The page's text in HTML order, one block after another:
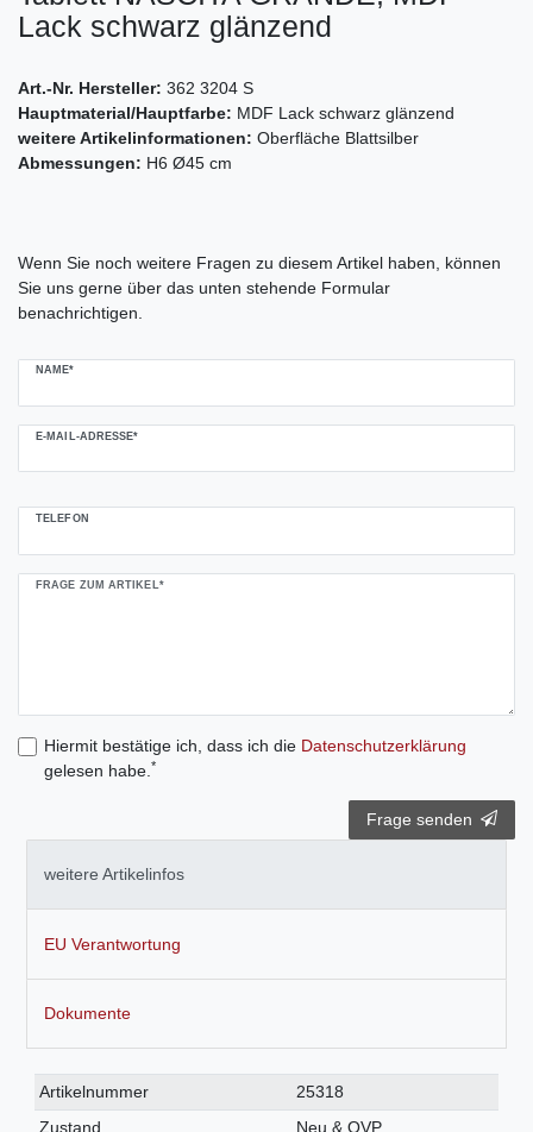
Lack schwarz glänzend
Art.-Nr. Hersteller: 362 3204 S
Hauptmaterial/Hauptfarbe: MDF Lack schwarz glänzend
weitere Artikelinformationen: Oberfläche Blattsilber
Abmessungen: H6 Ø45 cm
Wenn Sie noch weitere Fragen zu diesem Artikel haben, können
Sie uns gerne über das unten stehende Formular
benachrichtigen.
NAME*
E-MAIL-ADRESSE*
TELEFON
FRAGE ZUM ARTIKEL*
Hiermit bestätige ich, dass ich die Daten­schutz­erklärung
gelesen habe. *
Frage senden
weitere Artikelinfos
EU Verantwortung
Dokumente
Technisches
Merkmal
Wert
Artikelnummer
25318
Zustand
Neu & OVP